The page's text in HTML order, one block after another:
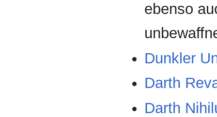
ebenso
Dunkler
Darth
Darth